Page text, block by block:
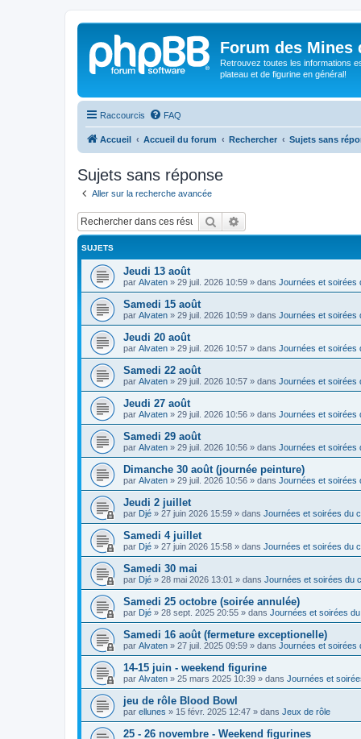
Forum des Mines
Retrouvez toutes les informations
plateau et de figurine en général!
Raccourcis FAQ
Accueil Accueil du forum Rechercher Sujets sans
Sujets sans réponse
Aller sur la recherche avancée
Rechercher
SUJETS
Jeudi 13 août
par Alvaten » 29 juil. 2026 10:59 » dans Journées et soirées
Samedi 15 août
par Alvaten » 29 juil. 2026 10:59 » dans Journées et soirées
Jeudi 20 août
par Alvaten » 29 juil. 2026 10:57 » dans Journées et soirées
Samedi 22 août
par Alvaten » 29 juil. 2026 10:57 » dans Journées et soirées
Jeudi 27 août
par Alvaten » 29 juil. 2026 10:56 » dans Journées et soirées
Samedi 29 août
par Alvaten » 29 juil. 2026 10:56 » dans Journées et soirées
Dimanche 30 août (journée peinture)
par Alvaten » 29 juil. 2026 10:56 » dans Journées et soirées
Jeudi 2 juillet
par Djé » 27 juin 2026 15:59 » dans Journées et soirées du
Samedi 4 juillet
par Djé » 27 juin 2026 15:58 » dans Journées et soirées du
Samedi 30 mai
par Djé » 28 mai 2026 13:01 » dans Journées et soirées du
Samedi 25 octobre (soirée annulée)
par Djé » 28 sept. 2025 20:55 » dans Journées et soirées
Samedi 16 août (fermeture exceptionelle)
par Alvaten » 27 juil. 2025 09:59 » dans Journées et soirées
14-15 juin - weekend figurine
par Alvaten » 25 mars 2025 10:39 » dans Journées et
jeu de rôle Blood Bowl
par ellunes » 15 févr. 2025 12:47 » dans Jeux de rôle
25 - 26 novembre - Weekend figurines